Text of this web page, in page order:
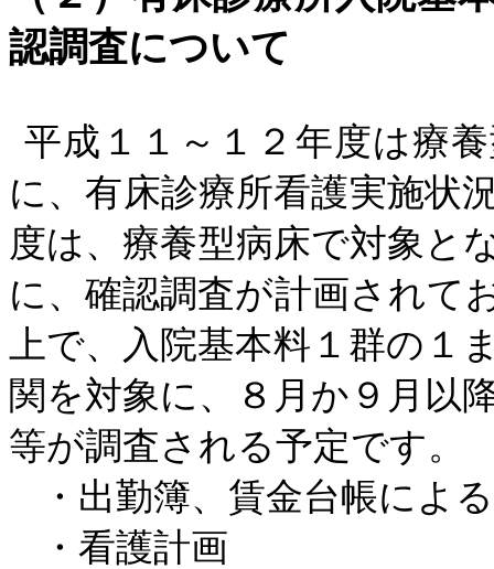
認調査について
平成１１～１２年度は療
に、有床診療所看護実施状
度は、療養型病床で対象と
に、確認調査が計画されて
上で、入院基本料１群の１
関を対象に、８月か９月以
等が調査される予定です。
・出勤簿、賃金台帳によ
・看護計画